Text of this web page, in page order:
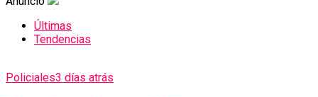
Últimas
Tendencias
Policiales3 días atrás